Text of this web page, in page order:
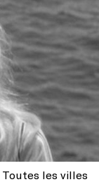
Toutes les villes